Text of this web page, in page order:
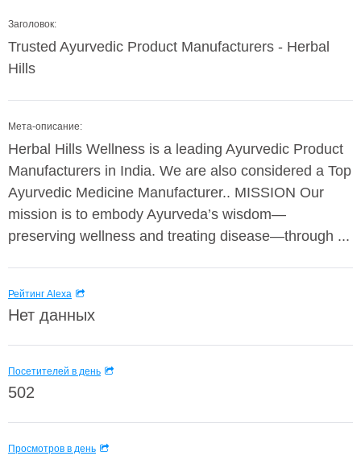
Заголовок:
Trusted Ayurvedic Product Manufacturers - Herbal
Hills
Мета-описание:
Herbal Hills Wellness is a leading Ayurvedic Product
Manufacturers in India. We are also considered a Top
Ayurvedic Medicine Manufacturer.. MISSION Our
mission is to embody Ayurveda’s wisdom—
preserving wellness and treating disease—through ...
Рейтинг Alexa
Нет данных
Посетителей в день
502
Просмотров в день